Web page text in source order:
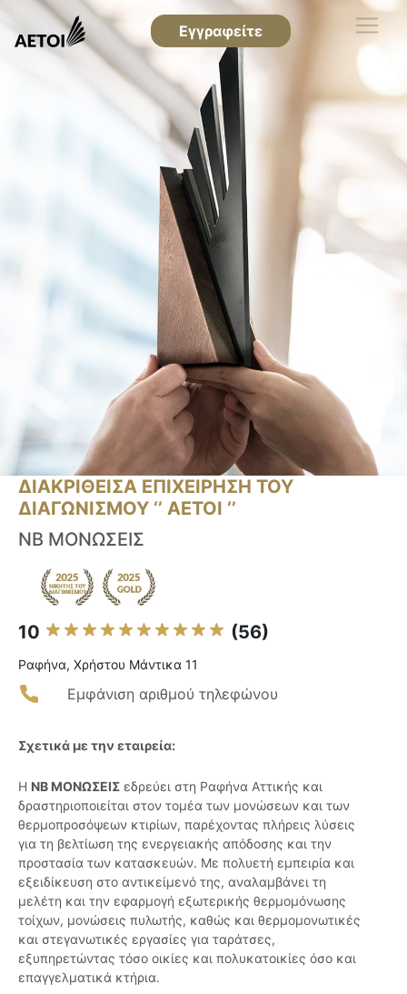
Εγγραφείτε
ΔΙΑΚΡΙΘΕΙΣΑ ΕΠΙΧΕΙΡΗΣΗ ΤΟΥ
ΔΙΑΓΩΝΙΣΜΟΥ ‘’ ΑΕΤΟΙ ‘’
ΝΒ ΜΟΝΩΣΕΙΣ
10 (56)
Ραφήνα, Χρήστου Μάντικα 11
Εμφάνιση αριθμού τηλεφώνου
Σχετικά με την εταιρεία:
Η ΝΒ ΜΟΝΩΣΕΙΣ εδρεύει στη Ραφήνα Αττικής και
δραστηριοποιείται στον τομέα των μονώσεων και των
θερμοπροσόψεων κτιρίων, παρέχοντας πλήρεις λύσεις
για τη βελτίωση της ενεργειακής απόδοσης και την
προστασία των κατασκευών. Με πολυετή εμπειρία και
εξειδίκευση στο αντικείμενό της, αναλαμβάνει τη
μελέτη και την εφαρμογή εξωτερικής θερμομόνωσης
τοίχων, μονώσεις πυλωτής, καθώς και θερμομονωτικές
και στεγανωτικές εργασίες για ταράτσες,
εξυπηρετώντας τόσο οικίες και πολυκατοικίες όσο και
επαγγελματικά κτήρια.